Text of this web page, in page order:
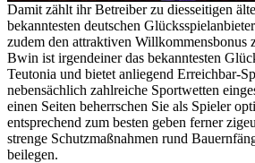
Damit zählt ihr Betreiber zu diesseitigen
bekanntesten deutschen
zudem den attraktiven Willkommensbonus
Bwin ist irgendeiner das bekanntesten
Teutonia und bietet anliegend Erreichbar-
nebensächlich zahlreiche Sportwetten
einen Seiten beherrschen Sie als Spieler
entsprechend zum besten geben ferner
strenge Schutzmaßnahmen rund
beilegen.